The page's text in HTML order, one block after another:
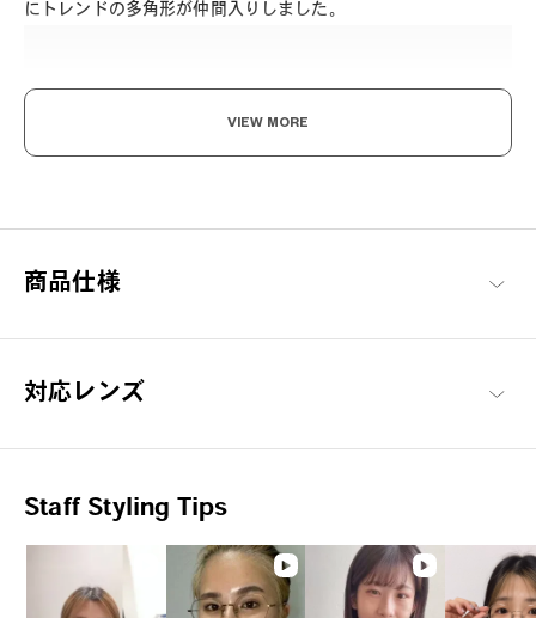
にトレンドの多角形が仲間入りしました。
優れた素材を使用。ズレにくく快適なフィット感で長時間の使用
VIEW MORE
商品仕様
対応レンズ
Staff Styling Tips